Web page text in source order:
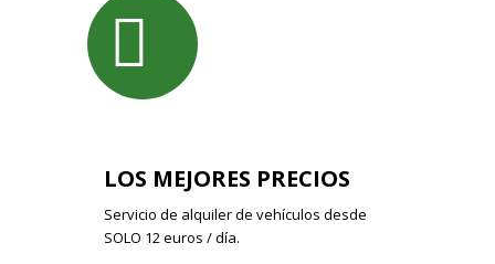
LOS MEJORES PRECIOS
Servicio de alquiler de vehículos desde
SOLO 12 euros / día.